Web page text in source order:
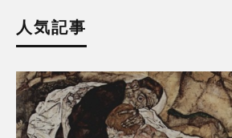
人気記事